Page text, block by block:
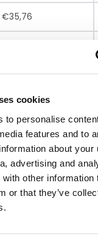
cookies
to personalise
features and to
about your
advertising and
other information
or that they’ve
€35,76
€27,02
hygienische Art,
ist ein